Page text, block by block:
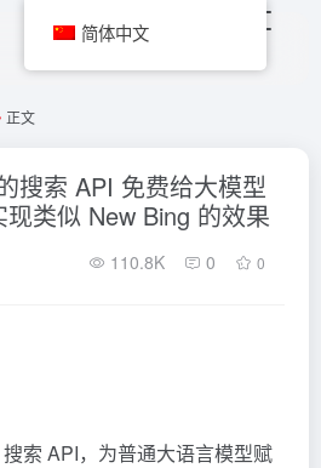
正文
搜索 API 免费给大模型
类似 New Bing 的效果
110.8K 0 0
搜索 API，为普通大语言模型赋
简体中文